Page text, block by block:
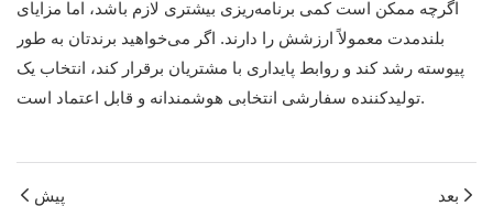
اگرچه ممکن است کمی برنامه‌ریزی بیشتری لازم باشد، اما مزایای
بلندمدت معمولاً ارزشش را دارند. اگر می‌خواهید برندتان به طور
پیوسته رشد کند و روابط پایداری با مشتریان برقرار کند، انتخاب یک
تولیدکننده سفارشی انتخابی هوشمندانه و قابل اعتماد است.
پیش بعد